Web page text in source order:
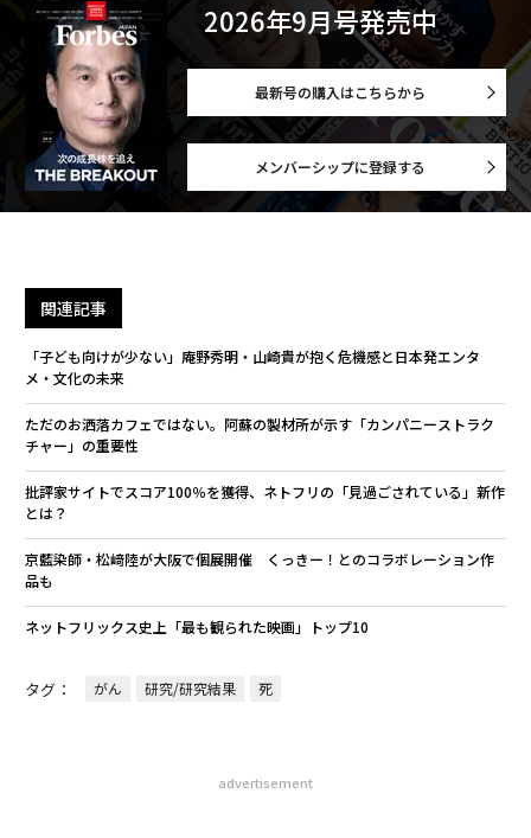
2026年9月号発売中
最新号の購入はこちらから
メンバーシップに登録する
関連記事
「子ども向けが少ない」庵野秀明・山崎貴が抱く危機感と日本発エンタ
メ・文化の未来
ただのお洒落カフェではない。阿蘇の製材所が示す「カンパニーストラク
チャー」の重要性
批評家サイトでスコア100％を獲得、ネトフリの「見過ごされている」新作
とは？
京藍染師・松﨑陸が大阪で個展開催 くっきー！とのコラボレーション作
品も
ネットフリックス史上「最も観られた映画」トップ10
タグ： がん 研究/研究結果 死
advertisement